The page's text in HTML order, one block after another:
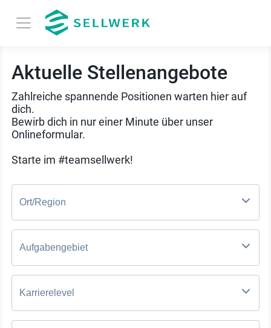
Aktuelle Stellenangebote
Zahlreiche spannende Positionen warten hier auf
dich.
Bewirb dich in nur einer Minute über unser
Onlineformular.
Starte im #teamsellwerk!
Ort/Region
Aufgabengebiet
Karrierelevel